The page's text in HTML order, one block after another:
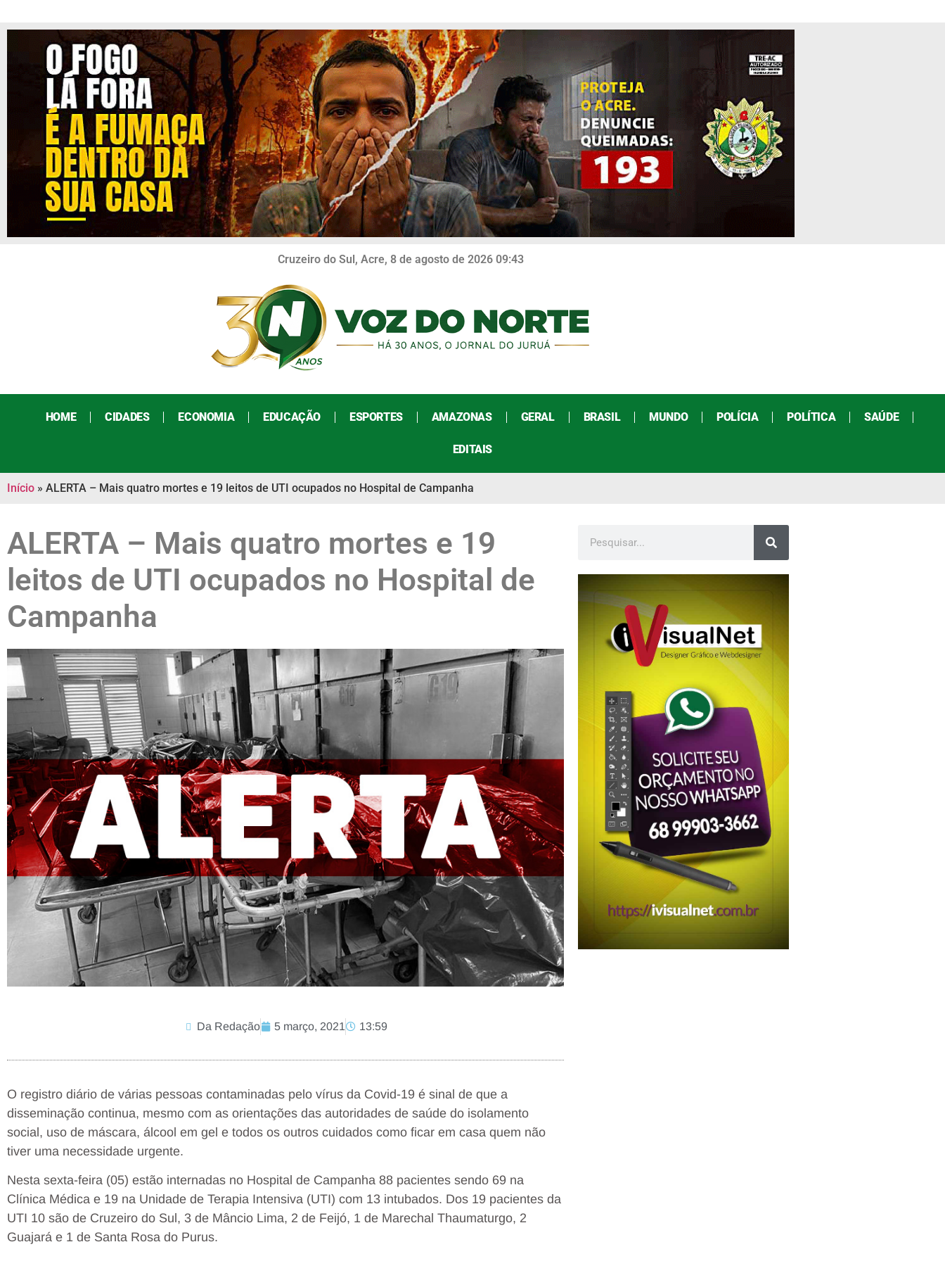
Cruzeiro do Sul, Acre, 8 de agosto de 2026 09:43
HOME CIDADES ECONOMIA EDUCAÇÃO ESPORTES AMAZONAS GERAL BRASIL MUNDO POLÍCIA POLÍTICA SAÚDE
EDITAIS
Início » ALERTA – Mais quatro mortes e 19 leitos de UTI ocupados no Hospital de Campanha
ALERTA – Mais quatro mortes e 19
leitos de UTI ocupados no Hospital de
Campanha
Da Redação 5 março, 2021 13:59
O registro diário de várias pessoas contaminadas pelo vírus da Covid-19 é sinal de que a
disseminação continua, mesmo com as orientações das autoridades de saúde do isolamento
social, uso de máscara, álcool em gel e todos os outros cuidados como ficar em casa quem não
tiver uma necessidade urgente.
Nesta sexta-feira (05) estão internadas no Hospital de Campanha 88 pacientes sendo 69 na
Clínica Médica e 19 na Unidade de Terapia Intensiva (UTI) com 13 intubados. Dos 19 pacientes da
UTI 10 são de Cruzeiro do Sul, 3 de Mâncio Lima, 2 de Feijó, 1 de Marechal Thaumaturgo, 2
Guajará e 1 de Santa Rosa do Purus.